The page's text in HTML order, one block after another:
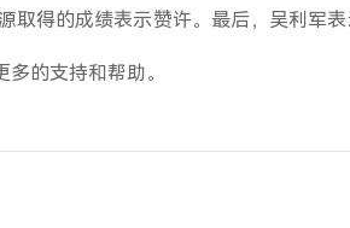
得的成绩表示赞许。最后，吴利军
的支持和帮助。